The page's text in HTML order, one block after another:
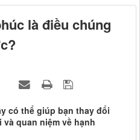
là điều chúng
có thể giúp bạn thay đổi
quan niệm về hạnh